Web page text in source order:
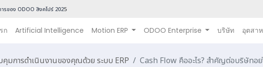
รของ ODOO สิงคโปร์ 2025
ก Artificial Intelligence Motion ERP ODOO Enterprise บริษัท อุตสา
คุมการดำเนินงานของคุณด้วย ระบบ ERP Cash Flow คืออะไร? สำคัญต่อบริษัทอย่